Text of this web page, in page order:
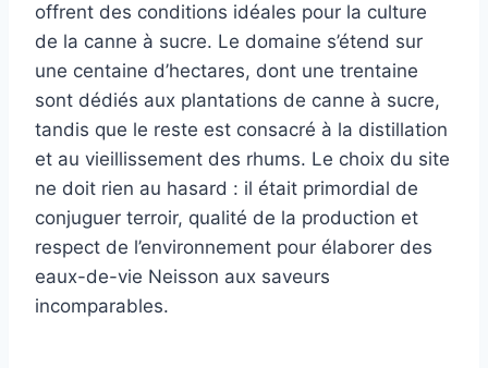
offrent des conditions idéales pour la culture
de la canne à sucre. Le domaine s’étend sur
une centaine d’hectares, dont une trentaine
sont dédiés aux plantations de canne à sucre,
tandis que le reste est consacré à la distillation
et au vieillissement des rhums. Le choix du site
ne doit rien au hasard : il était primordial de
conjuguer terroir, qualité de la production et
respect de l’environnement pour élaborer des
eaux-de-vie Neisson aux saveurs
incomparables.